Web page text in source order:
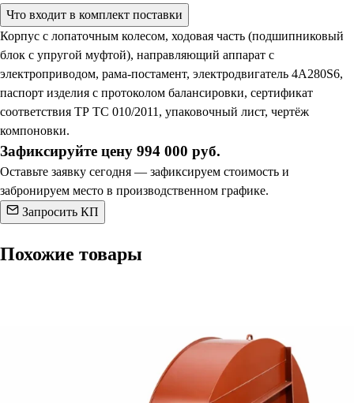
Что входит в комплект поставки
Корпус с лопаточным колесом, ходовая часть (подшипниковый
блок с упругой муфтой), направляющий аппарат с
электроприводом, рама-постамент, электродвигатель 4А280S6,
паспорт изделия с протоколом балансировки, сертификат
соответствия ТР ТС 010/2011, упаковочный лист, чертёж
компоновки.
Зафиксируйте цену 994 000 руб.
Оставьте заявку сегодня — зафиксируем стоимость и
забронируем место в производственном графике.
Запросить КП
Похожие товары